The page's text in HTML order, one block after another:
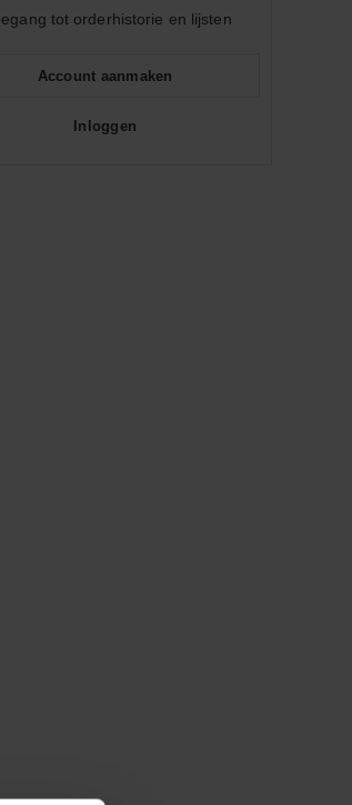
tot orderhistorie en lijsten
Account aanmaken
Inloggen